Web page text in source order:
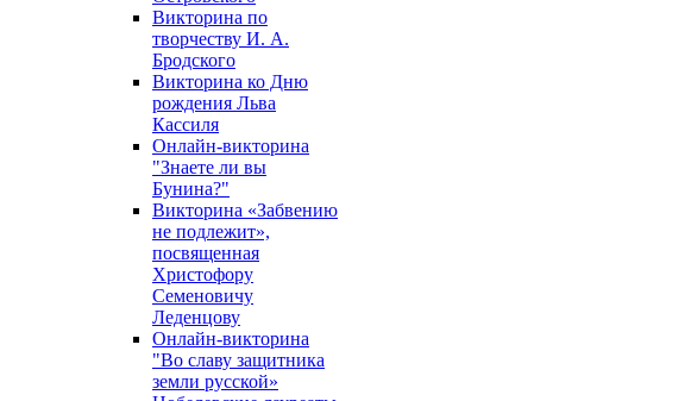
Викторина по
творчеству И. А.
Бродского
Викторина ко Дню
рождения Льва
Кассиля
Онлайн-викторина
"Знаете ли вы
Бунина?"
Викторина «Забвению
не подлежит»,
посвященная
Христофору
Семеновичу
Леденцову
Онлайн-викторина
"Во славу защитника
земли русской»